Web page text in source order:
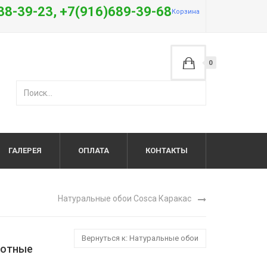
Корзина
39-23, +7(916)689-39-68
0
ГАЛЕРЕЯ ОПЛАТА КОНТАКТЫ
Натуральные обои Cosca Каракас
Вернуться к: Натуральные обои